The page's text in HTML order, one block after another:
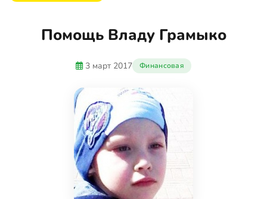
Помощь Владу Грамыко
3 март 2017 Финансовая